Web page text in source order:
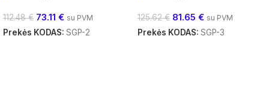
112.48€ 73.11 € su PVM
Prekės KODAS: SGP-2
125.62€ 81.65 € su PVM
Prekės KODAS: SGP-3